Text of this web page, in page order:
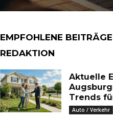
EMPFOHLENE
REDAKTION
Aktuelle
Trends
Auto / Verkehr